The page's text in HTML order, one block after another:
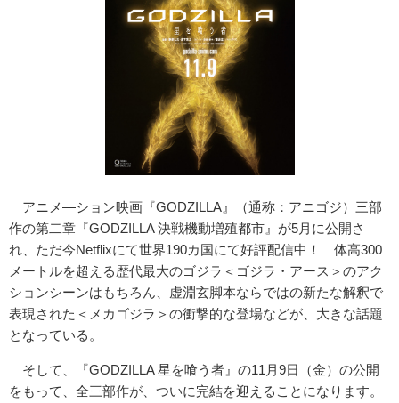
アニメ―ション映画『GODZILLA』（通称：アニゴジ）三部
作の第二章『GODZILLA 決戦機動増殖都市』が5月に公開さ
れ、ただ今Netflixにて世界190カ国にて好評配信中！ 体高300
メートルを超える歴代最大のゴジラ＜ゴジラ・アース＞のアク
ションシーンはもちろん、虚淵玄脚本ならではの新たな解釈で
表現された＜メカゴジラ＞の衝撃的な登場などが、大きな話題
となっている。
そして、『GODZILLA 星を喰う者』の11月9日（金）の公開
をもって、全三部作が、ついに完結を迎えることになります。